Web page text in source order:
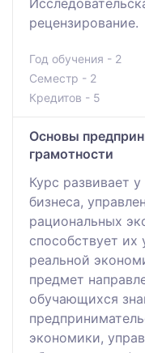
рецензирование.
Год обучения - 2
Семестр - 2
Кредитов - 5
Основы
грамотности
Курс развивает
бизнеса,
рациональных
способствует
реальной
предмет
обучающихся
экономики,